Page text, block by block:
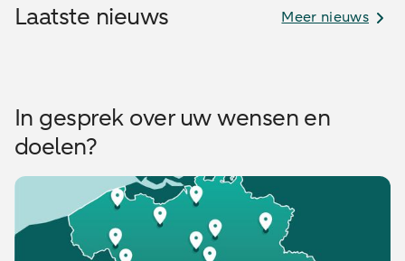
Laatste nieuws Meer nieuws
In gesprek over uw wensen en
doelen?